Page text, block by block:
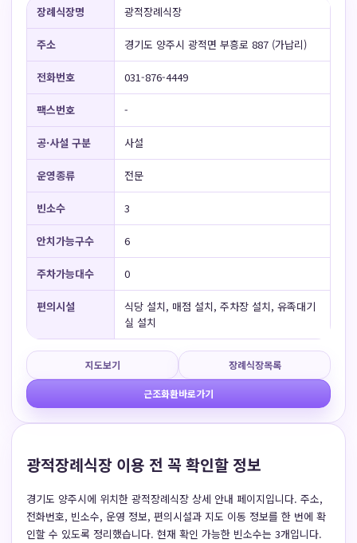
장례식장명 광적장례식장
주소 경기도 양주시 광적면 부흥로 887 (가납리)
전화번호 031-876-4449
팩스번호 -
공·사설 구분 사설
운영종류 전문
빈소수 3
안치가능구수 6
주차가능대수 0
편의시설
식당 설치, 매점 설치, 주차장 설치, 유족대기
실 설치
지도보기 장례식장목록
근조화환바로가기
광적장례식장 이용 전 꼭 확인할 정보
경기도 양주시에 위치한 광적장례식장 상세 안내 페이지입니다. 주소,
전화번호, 빈소수, 운영 정보, 편의시설과 지도 이동 정보를 한 번에 확
인할 수 있도록 정리했습니다. 현재 확인 가능한 빈소수는 3개입니다.